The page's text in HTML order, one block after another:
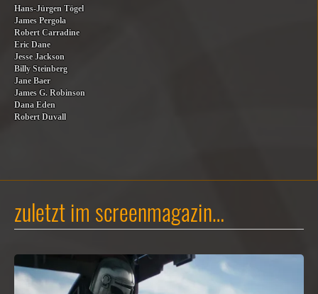
Hans-Jürgen Tögel
James Pergola
Robert Carradine
Eric Dane
Jesse Jackson
Billy Steinberg
Jane Baer
James G. Robinson
Dana Eden
Robert Duvall
zuletzt im screenmagazin…